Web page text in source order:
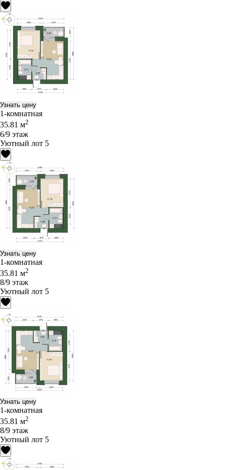
Узнать цену
1-комнатная
35.81 м2
6/9 этаж
Уютный лот 5
Узнать цену
1-комнатная
35.81 м2
8/9 этаж
Уютный лот 5
Узнать цену
1-комнатная
35.81 м2
8/9 этаж
Уютный лот 5